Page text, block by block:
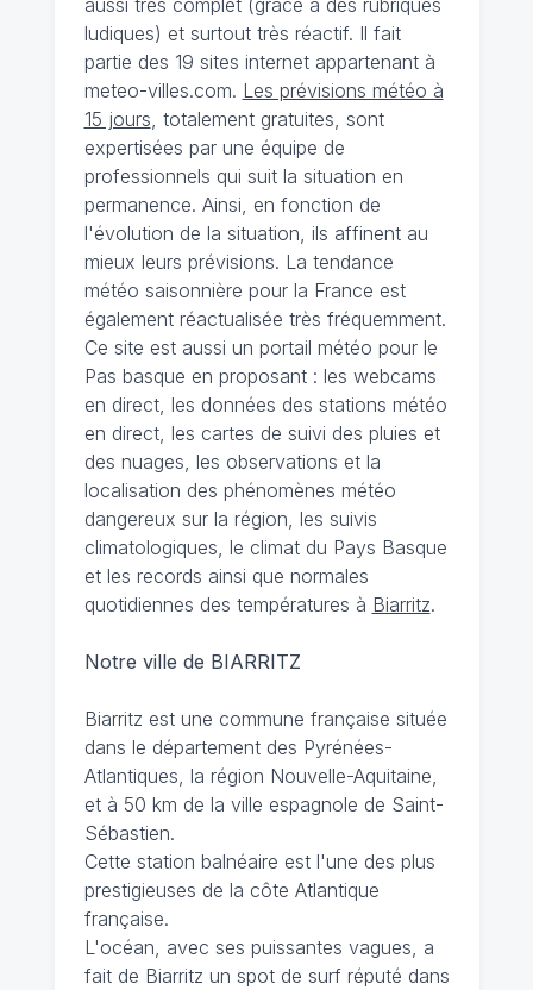
ludiques) et surtout très réactif. Il fait
partie des 19 sites internet appartenant à
meteo-villes.com. Les prévisions météo à
15 jours , totalement gratuites, sont
expertisées par une équipe de
professionnels qui suit la situation en
permanence. Ainsi, en fonction de
l'évolution de la situation, ils affinent au
mieux leurs prévisions. La tendance
météo saisonnière pour la France est
également réactualisée très fréquemment.
Ce site est aussi un portail météo pour le
Pas basque en proposant : les webcams
en direct, les données des stations météo
en direct, les cartes de suivi des pluies et
des nuages, les observations et la
localisation des phénomènes météo
dangereux sur la région, les suivis
climatologiques, le climat du Pays Basque
et les records ainsi que normales
quotidiennes des températures à Biarritz.
Notre ville de BIARRITZ
Biarritz est une commune française située
dans le département des Pyrénées-
Atlantiques, la région Nouvelle-Aquitaine,
et à 50 km de la ville espagnole de Saint-
Sébastien.
Cette station balnéaire est l'une des plus
prestigieuses de la côte Atlantique
française.
L'océan, avec ses puissantes vagues, a
fait de Biarritz un spot de surf réputé dans